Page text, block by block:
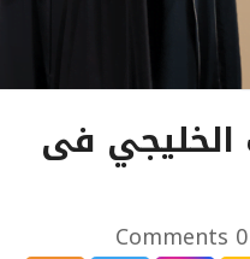
الخليجي فى
0 Comments